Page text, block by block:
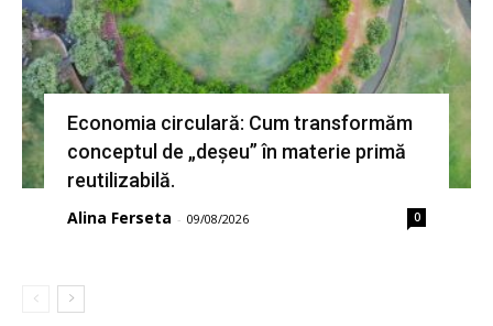
Economia circulară: Cum transformăm
conceptul de „deșeu” în materie primă
reutilizabilă.
Alina Ferseta - 09/08/2026 0